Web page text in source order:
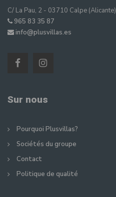
C/ La Pau, 2 - 03710 Calpe (Alicante)
965 83 35 87
info@plusvillas.es
Sur nous
Pourquoi Plusvillas?
Sociétés du groupe
Contact
Politique de qualité